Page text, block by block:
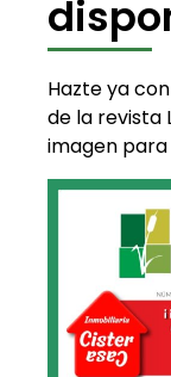
Hazte ya
de la revista
imagen